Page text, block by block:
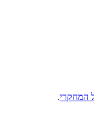
המחקרי.